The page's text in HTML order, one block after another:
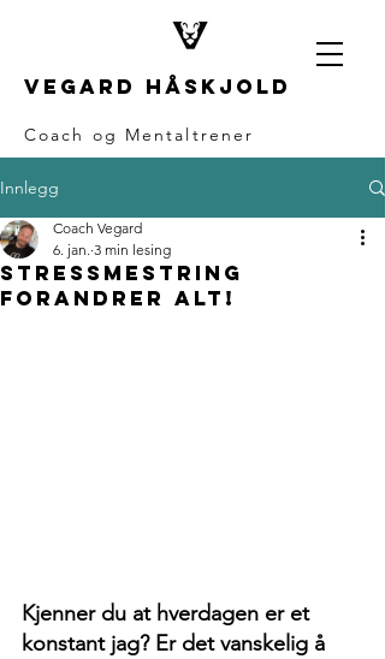
Vegard håskjold
Coach og Mentaltrener
Innlegg
Stressmestring
forandrer alt!
Coach Vegard
6. jan. 3 min lesing
Kjenner du at hverdagen er et
konstant jag? Er det vanskelig å